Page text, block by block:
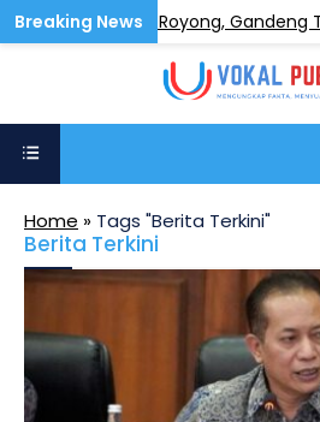
Gotong Royong, Gandeng
Home » Tags "Berita Terkini"
Berita Terkini